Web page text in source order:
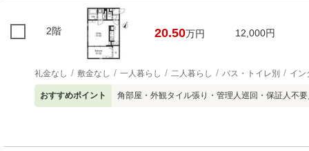
2階 20.50万円 12,000円
礼金なし 敷金なし 一人暮らし 二人暮らし バス・トイレ別 イン
おすすめポイント 角部屋・外観タイル張り・管理人巡回・保証人不